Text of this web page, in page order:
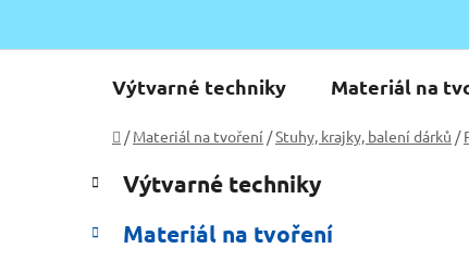
Výtvarné techniky Materiál na
Domů
/ Materiál na tvoření /Stuhy, krajky, balení dárků /
P
o
s
Přeskočit
kategorie
a
e
Výtvarné techniky
Materiál na tvoření